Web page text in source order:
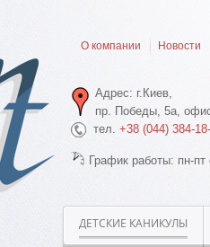
О компании Новости
Адрес: г.Киев,
пр. Победы, 5а,
тел. +38 (044) 384-
График работы: пн-
ДЕТСКИЕ КАНИКУЛЫ